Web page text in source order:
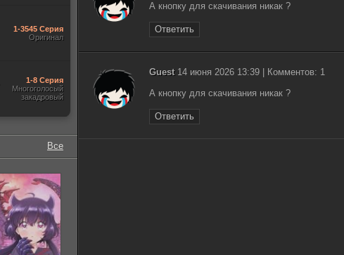
А кнопку для скачивания никак ?
Ответить
Guest14 июня 2026 13:39 | Комментов: 1
А кнопку для скачивания никак ?
Ответить
1-3545 Серия
Оригинал
1-8 Серия
Многоголосый
закадровый
Все